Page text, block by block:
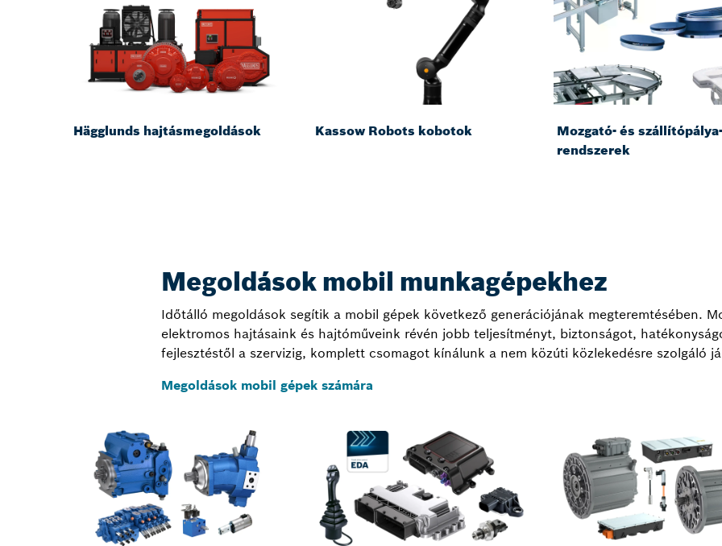
Hägglunds hajtásmegoldások Kassow Robots kobotok
Mozgató- és szállítópálya-
rendszerek
Megoldások mobil munkagépekhez
Időtálló megoldások segítik a mobil gépek következő generációjának megteremtésében.
elektromos hajtásaink és hajtóműveink révén jobb teljesítményt, biztonságot,
fejlesztéstől a szervizig, komplett csomagot kínálunk a nem közúti közlekedésre szolgáló
Megoldások mobil gépek számára